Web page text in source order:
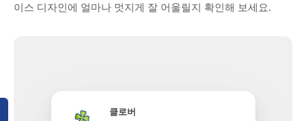
이스 디자인에 얼마나 멋지게 잘 어울릴지 확인해 보세요.
클로버